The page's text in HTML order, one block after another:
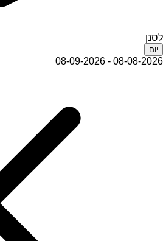
לסנן
יום
08-08-2026 - 08-09-2026